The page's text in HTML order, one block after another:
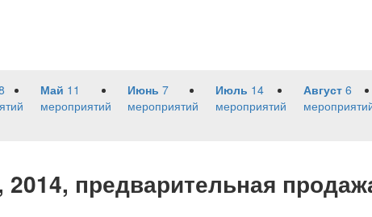
Май 11
мероприятий
Июнь 7
мероприятий
Июль 14
мероприятий
Август 6
2014, предварительная